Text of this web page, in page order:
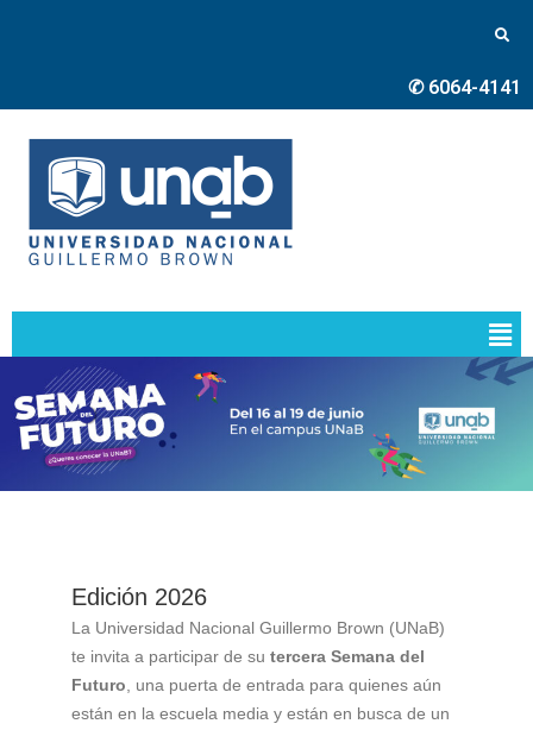
✆ 6064-4141
Edición 2026
La Universidad Nacional Guillermo Brown (UNaB)
te invita a participar de su tercera Semana del
Futuro , una puerta de entrada para quienes aún
están en la escuela media y están en busca de un